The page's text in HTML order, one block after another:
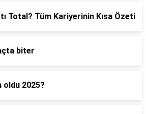
Total? Tüm Kariyerinin Kısa Özeti
biter
oldu 2025?